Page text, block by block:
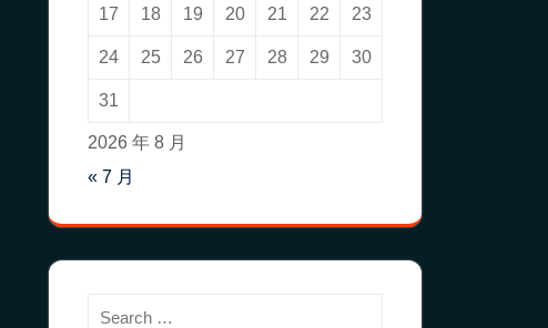
2026 年 8 月
17 18 19 20 21 22 23
24 25 26 27 28 29 30
31
« 7 月